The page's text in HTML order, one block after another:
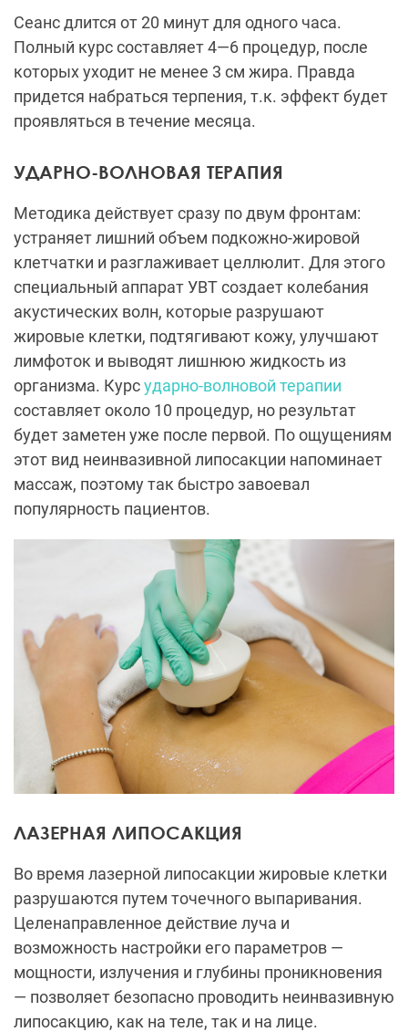
Сеанс длится от 20 минут для одного часа.
Полный курс составляет 4—6 процедур, после
которых уходит не менее 3 см жира. Правда
придется набраться терпения, т.к. эффект будет
проявляться в течение месяца.
УДАРНО-ВОЛНОВАЯ ТЕРАПИЯ
Методика действует сразу по двум фронтам:
устраняет лишний объем подкожно-жировой
клетчатки и разглаживает целлюлит. Для этого
специальный аппарат УВТ создает колебания
акустических волн, которые разрушают
жировые клетки, подтягивают кожу, улучшают
лимфоток и выводят лишнюю жидкость из
организма. Курсударно-волновой терапии
составляет около 10 процедур, но результат
будет заметен уже после первой. По ощущениям
этот вид неинвазивной липосакции напоминает
массаж, поэтому так быстро завоевал
популярность пациентов.
ЛАЗЕРНАЯ ЛИПОСАКЦИЯ
Во время лазерной липосакции жировые клетки
разрушаются путем точечного выпаривания.
Целенаправленное действие луча и
возможность настройки его параметров —
мощности, излучения и глубины проникновения
— позволяет безопасно проводить неинвазивную
липосакцию, как на теле, так и на лице.